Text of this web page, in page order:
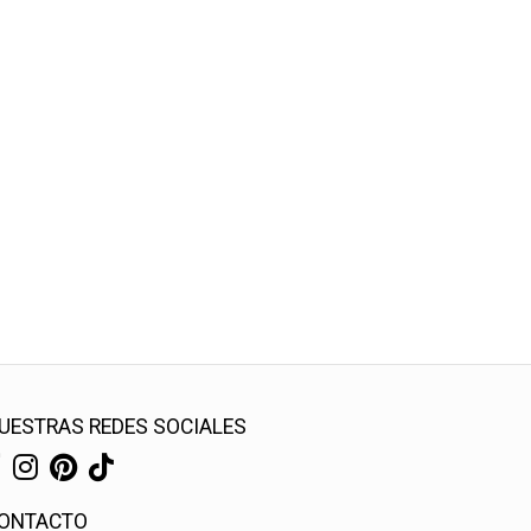
REDES SOCIALES